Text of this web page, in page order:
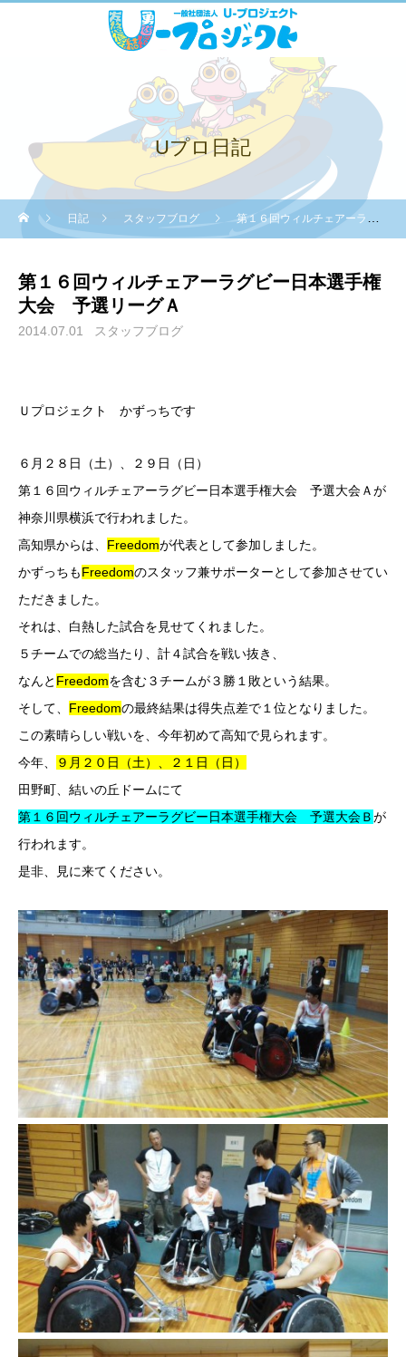
Uプロ日記
日記 スタッフブログ 第１６回ウィルチェアーラグビー日本選手権大会 予選リーグＡ
第１６回ウィルチェアーラグビー日本選手権
大会 予選リーグＡ
2014.07.01 スタッフブログ
Ｕプロジェクト かずっちです
６月２８日（土）、２９日（日）
第１６回ウィルチェアーラグビー日本選手権大会 予選大会Ａが
神奈川県横浜で行われました。
高知県からは、 Freedomが代表として参加しました。
かずっちもFreedomのスタッフ兼サポーターとして参加させてい
ただきました。
それは、白熱した試合を見せてくれました。
５チームでの総当たり、計４試合を戦い抜き、
なんと Freedomを含む３チームが３勝１敗という結果。
そして、 Freedomの最終結果は得失点差で１位となりました。
この素晴らしい戦いを、今年初めて高知で見られます。
今年、
９月２０日（土）、２１日（日）
田野町、結いの丘ドームにて
第１６回ウィルチェアーラグビー日本選手権大会 予選大会Ｂが
行われます。
是非、見に来てください。